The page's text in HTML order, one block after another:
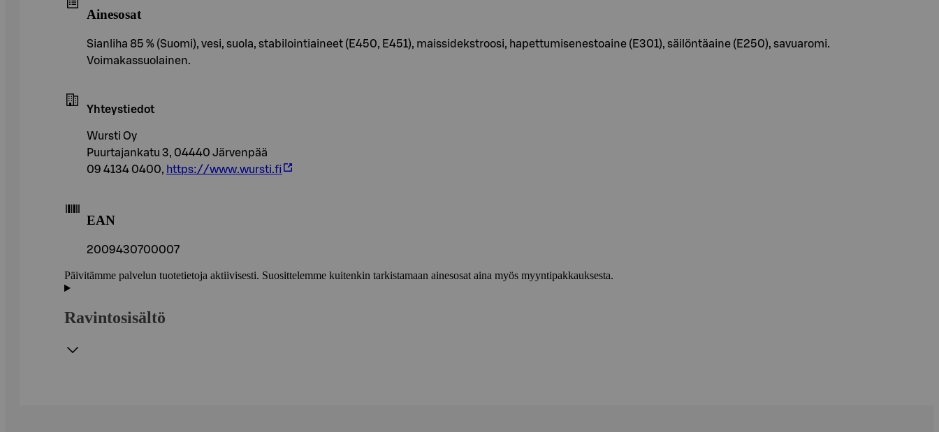
Ainesosat
Sianliha 85 % (Suomi), vesi, suola, stabilointiaineet (E450, E451), maissidekstroosi, hapettumisenestoaine (E301), säilöntäaine (E250), savuaromi.
Voimakassuolainen.
Yhteystiedot
Wursti Oy
Puurtajankatu 3, 04440 Järvenpää
09 4134 0400, https://www.wursti.fi
EAN
2009430700007
Päivitämme palvelun tuotetietoja aktiivisesti. Suosittelemme kuitenkin tarkistamaan ainesosat aina myös myyntipakkauksesta.
Ravintosisältö